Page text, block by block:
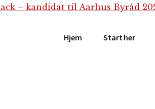
Hjem Start her